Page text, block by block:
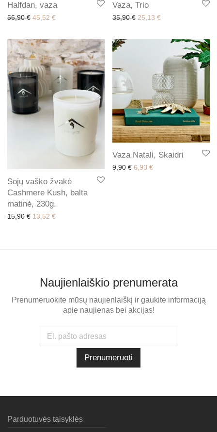
Halfdan, vaza
56,90€ Original price was: 56,90 €.
45,52 €Current price is: 45,52 €.
Vaza, Trio
35,90€ Original price was: 35,90
25,13 €Current price is:
Sojų vaško žvakė
Cashmere Kush, balta
matinė, 230g.
15,90€ Original price was: 15,90 €.
13,52 €Current price is: 13,52 €.
Vaza Natali, Skaidri
9,90€ Original price was: 9,90 €.
6,93 €Current price is:
Naujienlaiškio prenumerata
Prenumeruokite mūsų naujienlaiškį ir gaukite informaciją
apie naujienas bei akcijas!
Parduotuvės taisyklės